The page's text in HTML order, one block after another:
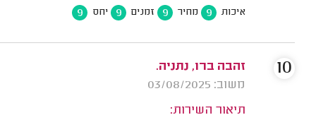
איכות 9 מחיר 9 זמנים 9 יחס 9
זהבה ברו, נתניה.
משוב: 03/08/2025
תיאור השירות:
10